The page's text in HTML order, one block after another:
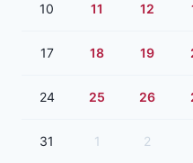
10 11 12
17 18 19
24 25 26
31 1 2